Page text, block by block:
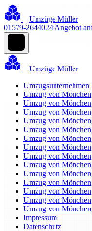
Umzüge Müller
01579-2644024 Angebot
Umzüge Müller
Umzugsunternehmen
Umzug von
Umzug von
Umzug von
Umzug von
Umzug von
Umzug von
Umzug von
Umzug von
Umzug von
Umzug von
Umzug von
Umzug von
Umzug von
Umzug von
Impressum
Datenschutz